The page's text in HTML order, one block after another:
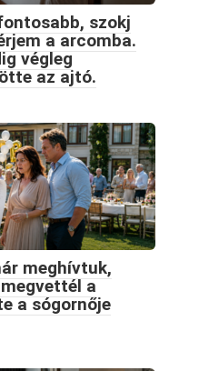
szokj
a arcomba.
végleg
az ajtó.
meghívtuk,
a
a sógornője